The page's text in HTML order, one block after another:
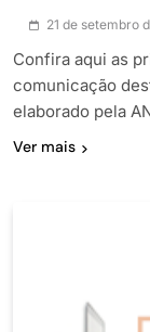
21 de setembro
Confira aqui as
comunicação
elaborado pela
Ver mais